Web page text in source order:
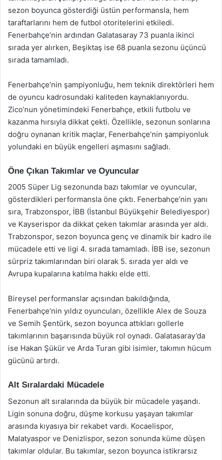
sezon boyunca gösterdiği üstün performansla, hem
taraftarlarını hem de futbol otoritelerini etkiledi.
Fenerbahçe’nin ardından Galatasaray 73 puanla ikinci
sırada yer alırken, Beşiktaş ise 68 puanla sezonu üçüncü
sırada tamamladı.
Fenerbahçe’nin şampiyonluğu, hem teknik direktörleri hem
de oyuncu kadrosundaki kaliteden kaynaklanıyordu.
Zico’nun yönetimindeki Fenerbahçe, etkili futbolu ve
kazanma hırsıyla dikkat çekti. Özellikle, sezonun sonlarına
doğru oynanan kritik maçlar, Fenerbahçe’nin şampiyonluk
yolundaki en büyük engelleri aşmasını sağladı.
Öne Çıkan Takımlar ve Oyuncular
2005 Süper Lig sezonunda bazı takımlar ve oyuncular,
gösterdikleri performansla öne çıktı. Fenerbahçe’nin yanı
sıra, Trabzonspor, İBB (İstanbul Büyükşehir Belediyespor)
ve Kayserispor da dikkat çeken takımlar arasında yer aldı.
Trabzonspor, sezon boyunca genç ve dinamik bir kadro ile
mücadele etti ve ligi 4. sırada tamamladı. İBB ise, sezonun
sürpriz takımlarından biri olarak 5. sırada yer aldı ve
Avrupa kupalarına katılma hakkı elde etti.
Bireysel performanslar açısından bakıldığında,
Fenerbahçe’nin yıldız oyuncuları, özellikle Alex de Souza
ve Semih Şentürk, sezon boyunca attıkları gollerle
takımlarının başarısında büyük rol oynadı. Galatasaray’da
ise Hakan Şükür ve Arda Turan gibi isimler, takımın hücum
gücünü artırdı.
Alt Sıralardaki Mücadele
Sezonun alt sıralarında da büyük bir mücadele yaşandı.
Ligin sonuna doğru, düşme korkusu yaşayan takımlar
arasında kıyasıya bir rekabet vardı. Kocaelispor,
Malatyaspor ve Denizlispor, sezon sonunda küme düşen
takımlar oldular. Bu takımlar, sezon boyunca istikrarsız